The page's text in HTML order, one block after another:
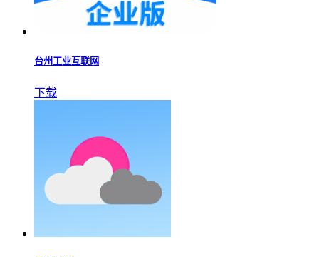
台州工业互联网
下载